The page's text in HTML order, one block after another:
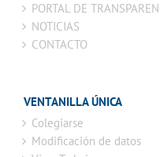
PORTAL DE
NOTICIAS
CONTACTO
VENTANILLA ÚNICA
Colegiarse
Modificación de datos